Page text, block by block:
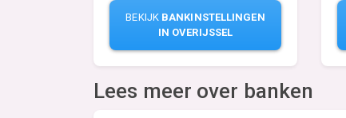
BEKIJK BANKINSTELLINGEN
IN OVERIJSSEL
Lees meer over banken